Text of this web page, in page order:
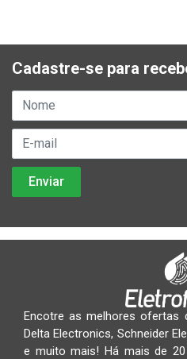
Cadastre-se para
Encotre as melhores ofertas
Delta Electronics, Schneider
e muito mais! Há mais de